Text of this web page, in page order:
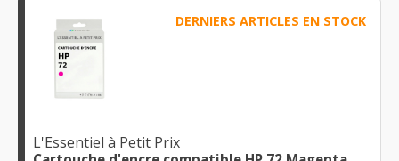
DERNIERS ARTICLES EN STOCK
L'Essentiel à Petit Prix